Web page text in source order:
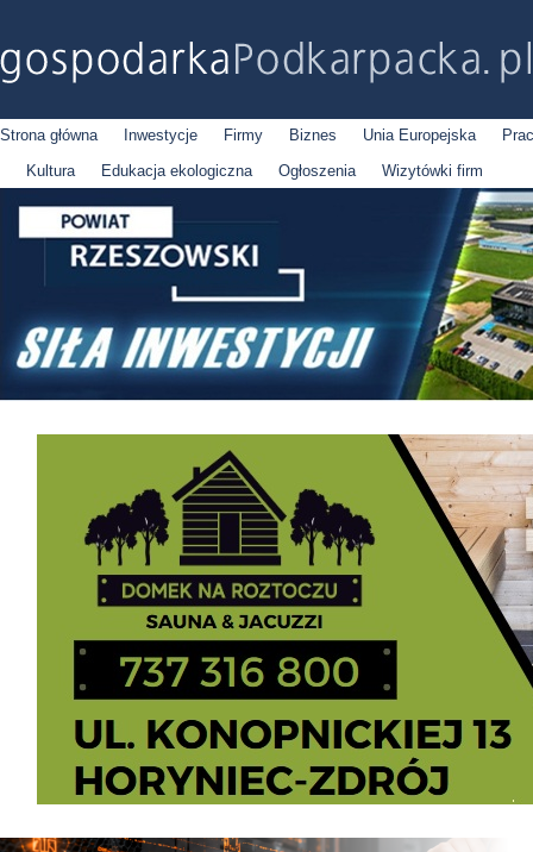
Strona główna Inwestycje Firmy Biznes Unia Europejska
Kultura
Edukacja ekologiczna Ogłoszenia Wizytówki firm